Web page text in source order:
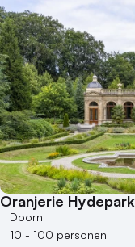
Oranjerie Hydepark
Doorn
10 - 100 personen